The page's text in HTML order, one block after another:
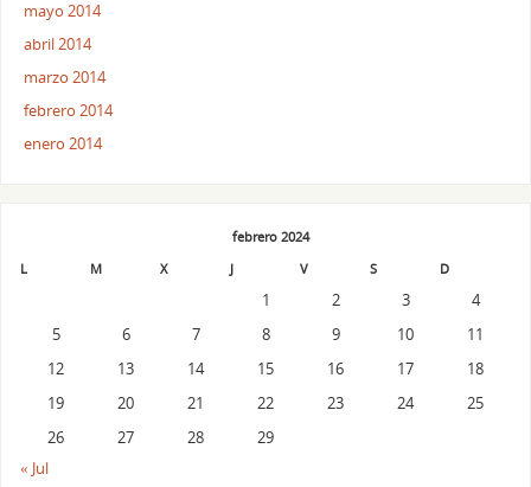
mayo 2014
abril 2014
marzo 2014
febrero 2014
enero 2014
febrero 2024
L
M X J V S D
1 2 3
4
5
6 7 8 9 10
11
12
13 14 15 16 17
18
19
20 21 22 23 24
25
26
27 28
29
« Jul